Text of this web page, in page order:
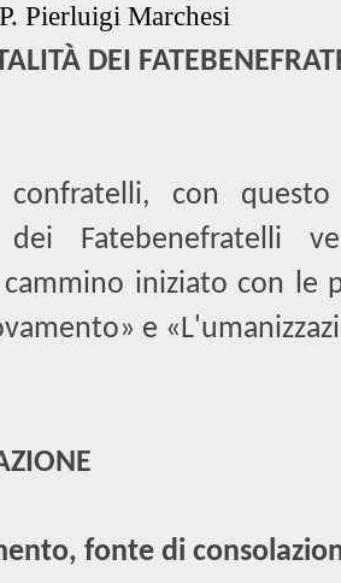
Pierluigi Marchesi
DEI
confratelli, con
dei Fatebenefratelli
iniziato con le
e
fonte di